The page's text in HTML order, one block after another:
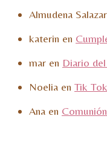
Almudena Salazar
katerin en
mar en Diario
Noelia en Tik
Ana en